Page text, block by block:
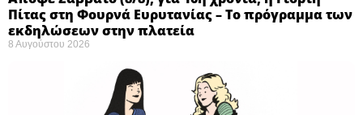
Πίτας στη Φουρνά Ευρυτανίας – Το πρόγραμμα των
εκδηλώσεων στην πλατεία
8 Αυγούστου 2026